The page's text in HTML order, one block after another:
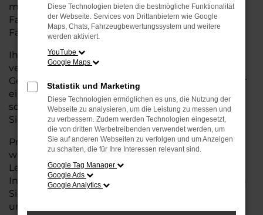
müssen. Ob im Stadtverkehr oder für längere
Fahrten, der Q4 e-tron überzeugt durch
Fahrkomfort, Sicherheit und Wirtschaftlichkeit.
Ihr Audi Autohaus in Nordenham ist Ihr
vertrauenswürdiger Partner, wenn es um
Gebrauchtwagen geht. Wir bieten Ihnen nicht nur
eine große Auswahl an geprüften Fahrzeugen,
sondern auch eine fachkundige Beratung, damit
Sie das für Sie passende Modell finden.
Profitieren Sie von unseren zusätzlichenServices
wie attraktiven Finanzierungsmöglichkeiten,
Leasingangeboten und der bequemen
Inzahlungnahme Ihres alten Fahrzeugs. Besuchen
Sie uns und überzeugen Sie sich von der Qualität
und dem Service, den wir Ihnen bieten!
Diese Technologien bieten die bestmögliche Funktionalität
der Webseite. Services von Drittanbietern wie Google
Maps, Chats, Fahrzeugbewertungssystem und weitere
werden aktiviert.
YouTube
Google Maps
Statistik und Marketing
Diese Technologien ermöglichen es uns, die Nutzung der
Webseite zu analysieren, um die Leistung zu messen und
zu verbessern. Zudem werden Technologien eingesetzt,
die von dritten Werbetreibenden verwendet werden, um
Sie auf anderen Webseiten zu verfolgen und um Anzeigen
zu schalten, die für Ihre Interessen relevant sind.
Google Tag Manager
Google Ads
Google Analytics